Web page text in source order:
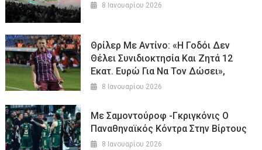
8 Ιανουαρίου 2026
Θρίλερ Με Αντίνο: «Η Γοδόι Δεν
Θέλει Συνιδιοκτησία Και Ζητά 12
Εκατ. Ευρώ Για Να Τον Δώσει»,
8 Ιανουαρίου 2026
Με Σαμοντούροφ -Γκριγκόνις Ο
Παναθηναϊκός Κόντρα Στην Βίρτους
8 Ιανουαρίου 2026